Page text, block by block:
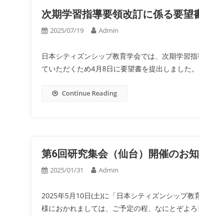
次期学習指導要領改訂に係る要望
2025/07/19 Admin
日本シティズンシップ教育学会では、次期学習
ていただくため4月8日に要望書を提出しました
Continue Reading
第6回研究集会（仙台）開催のお
2025/01/31 Admin
2025年5月10日(土)に「日本シティズンシップ
様におかれましては、ご予定の程、なにとぞよ